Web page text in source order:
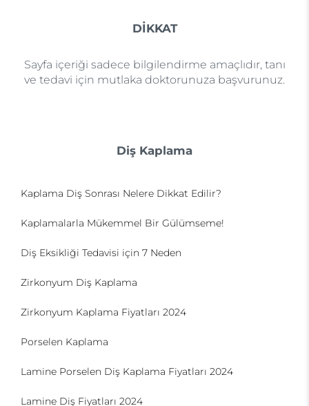
DİKKAT
Sayfa içeriği sadece bilgilendirme amaçlıdır, tanı
ve tedavi için mutlaka doktorunuza başvurunuz.
Diş Kaplama
Kaplama Diş Sonrası Nelere Dikkat Edilir?
Kaplamalarla Mükemmel Bir Gülümseme!
Diş Eksikliği Tedavisi için 7 Neden
Zirkonyum Diş Kaplama
Zirkonyum Kaplama Fiyatları 2024
Porselen Kaplama
Lamine Porselen Diş Kaplama Fiyatları 2024
Lamine Diş Fiyatları 2024